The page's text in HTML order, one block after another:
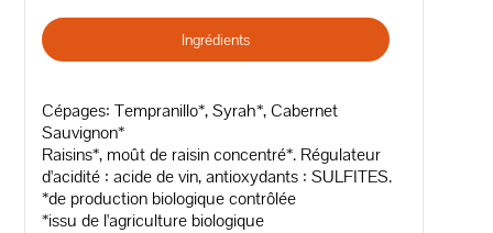
Ingrédients
Cépages: Tempranillo*, Syrah*, Cabernet
Sauvignon*
Raisins*, moût de raisin concentré*. Régulateur
d'acidité : acide de vin, antioxydants : SULFITES.
*de production biologique contrôlée
*issu de l'agriculture biologique